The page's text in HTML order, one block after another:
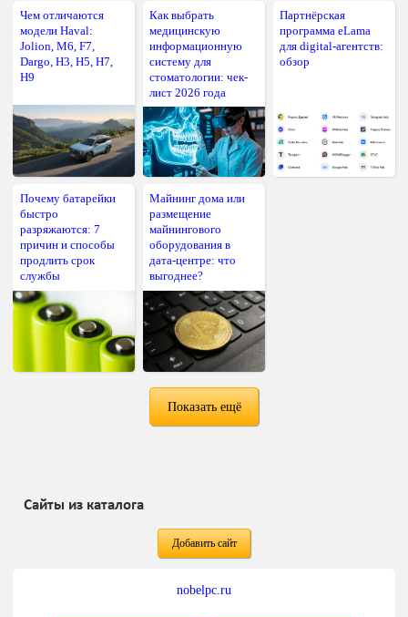
Чем отличаются
модели Haval:
Jolion, M6, F7,
Dargo, H3, H5, H7,
H9
Как выбрать
медицинскую
информационную
систему для
стоматологии: чек-
лист 2026 года
Партнёрская
программа eLama
для digital-агентств:
обзор
Почему батарейки
быстро
разряжаются: 7
причин и способы
продлить срок
службы
Майнинг дома или
размещение
майнингового
оборудования в
дата-центре: что
выгоднее?
Показать ещё
Сайты из каталога
Добавить сайт
nobelpc.ru